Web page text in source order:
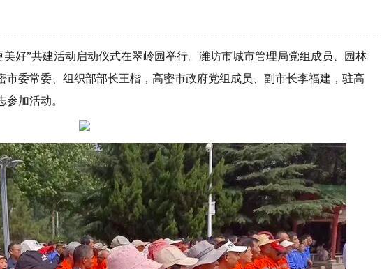
美好”共建活动启动仪式在翠岭园举行。潍坊市城市管理局党组成员、园林
委常委、组织部部长王楷，高密市政府党组成员、副市长李福建，驻高
加活动。